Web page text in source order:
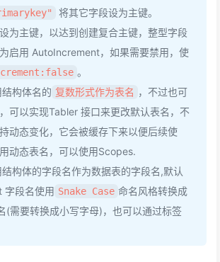
将其它字段设为主键。
为主键，以达到创建复合主键，整型字段
启用 AutoIncrement，如果需要禁用，使
。
构体名的 复数形式作为表名 ，不过也可
可以实现Tabler 接口来更改默认表名，不
动态变化，它会被缓存下来以便后续使
动态表名，可以使用Scopes.
构体的字段名作为数据表的字段名,默认
字段名使用 Snake Case 命名风格转换成
(需要转换成小写字母)，也可以通过标签